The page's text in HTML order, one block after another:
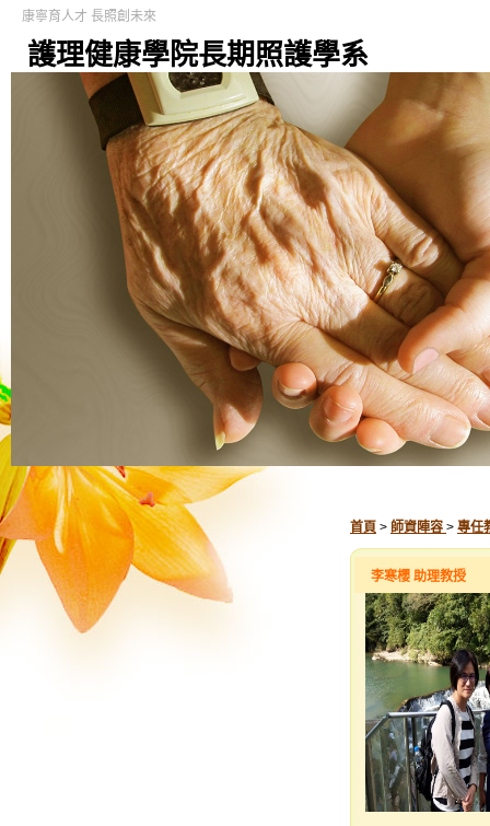
護理健康學院長期照護學系
康寧育人才 長照創未來
首頁 > 師資陣容 > 專任
李寒櫻 助理教授